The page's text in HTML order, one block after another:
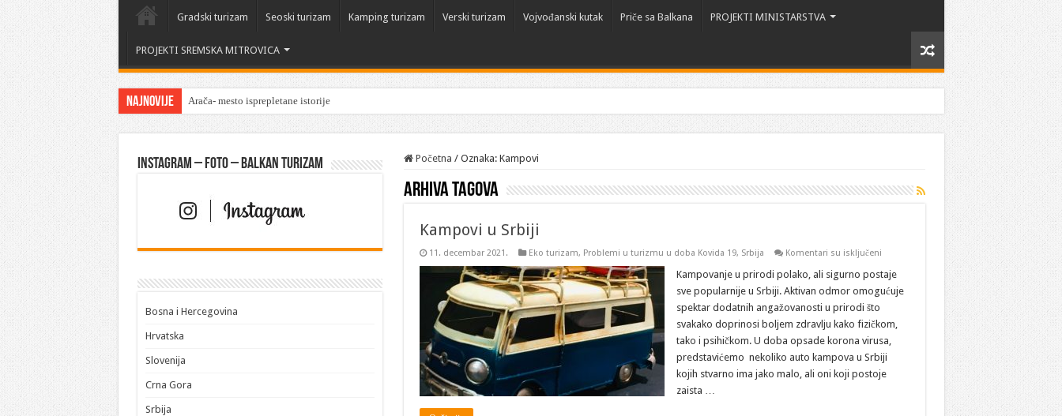
Gradski turizam Seoski turizam Kamping turizam Verski turizam Vojvođanski kutak Priče sa Balkana PROJEKTI MINISTARSTVA
PROJEKTI SREMSKA MITROVICA
Najnovije Arača- mesto isprepletane istorije
Početna / Oznaka: Kampovi
Arhiva tagova
Kampovi u Srbiji
11. decembar 2021. Eko turizam, Problemi u turizmu u doba Kovida 19, Srbija Komentari su isključenina
u
Srbiji
Kampovanje u prirodi polako, ali sigurno postaje
sve popularnije u Srbiji. Aktivan odmor omogućuje
spektar dodatnih angažovanosti u prirodi što
svakako doprinosi boljem zdravlju kako fizičkom,
tako i psihičkom. U doba opsade korona virusa,
predstavićemo nekoliko auto kampova u Srbiji
kojih stvarno ima jako malo, ali oni koji postoje
zaista …
Instagram – FOTO – Balkan turizam
Bosna i Hercegovina
Hrvatska
Slovenija
Crna Gora
Srbija